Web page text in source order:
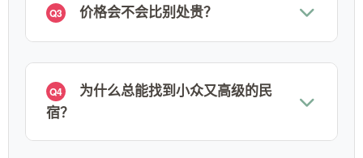
Q3 价格会不会比别处贵？
Q4
为什么总能找到小众又高级的民
宿？